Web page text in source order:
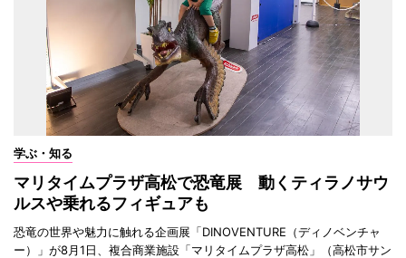
学ぶ・知る
マリタイムプラザ高松で恐竜展 動くティラノサウ
ルスや乗れるフィギュアも
恐竜の世界や魅力に触れる企画展「DINOVENTURE（ディノベンチャ
ー）」が8月1日、複合商業施設「マリタイムプラザ高松」（高松市サン